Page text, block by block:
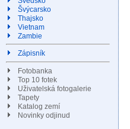
Švýcarsko
Thajsko
Vietnam
Zambie
Zápisník
Fotobanka
Top 10 fotek
Uživatelská fotogalerie
Tapety
Katalog zemí
Novinky odjinud